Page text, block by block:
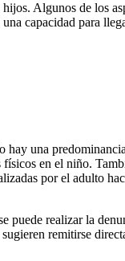
Algunos de los
capacidad para
una
en el niño.
por el adulto
puede realizar la
remitirse